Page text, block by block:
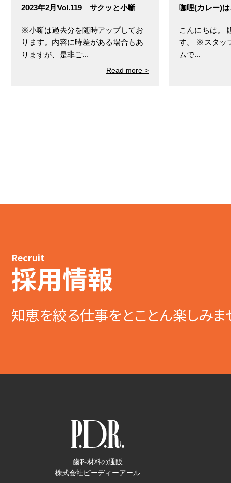
2023年2月Vol.119 サクッと小噺
※小噺は過去分を随時アップしてお
ります。内容に時差がある場合もあ
りますが、是非ご...
Read more >
咖哩(カレー)は
こんにちは。
す。 ※スタッ
ムで...
Recruit
採用情報
知恵を絞る仕事をとことん楽しみま
歯科材料の通販
株式会社ピーディーアール